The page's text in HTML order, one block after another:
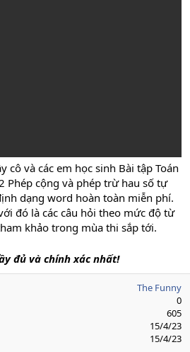
cô và các em học sinh Bài tập Toán
Phép cộng và phép trừ hau số tự
dạng word hoàn toàn miễn phí.
đó là các câu hỏi theo mức độ từ
khảo trong mùa thi sắp tới.
đủ và chính xác nhất!
The Funny
0
605
15/4/23
15/4/23